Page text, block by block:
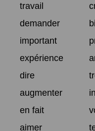
travail
demander
important
expérience
dire
augmenter
en fait
aimer